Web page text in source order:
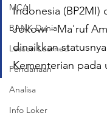
MCAI
BANK Dunia
Lesson Learned
Pendanaan
Analisa
Info Loker
Indonesia (BP2MI)
Jokowi - Ma'ruf
dinaikkan
Kementerian pada